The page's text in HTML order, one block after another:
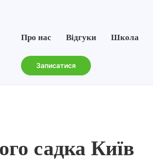
Про нас Відгуки Школа
Записатися
садка Київ